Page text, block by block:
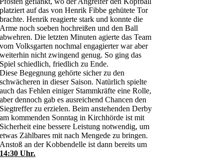
platziert auf das von Henrik Fibbe gehütete Tor
brachte. Henrik reagierte stark und konnte die
Arme noch soeben hochreißen und den Ball
abwehren. Die letzten Minuten agierte das Team
vom Volksgarten nochmal engagierter war aber
weiterhin nicht zwingend genug. So ging das
Spiel schiedlich, friedlich zu Ende.
Diese Begegnung gehörte sicher zu den
schwächeren in dieser Saison. Natürlich spielte
auch das Fehlen einiger Stammkräfte eine Rolle,
aber dennoch gab es ausreichend Chancen den
Siegtreffer zu erzielen. Beim anstehenden Derby
am kommenden Sonntag in Kirchhörde ist mit
Sicherheit eine bessere Leistung notwendig, um
etwas Zählbares mit nach Mengede zu bringen.
Anstoß an der Kobbendelle ist dann bereits um
14:30 Uhr.